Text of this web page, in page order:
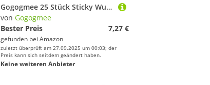
Gogogmee 25 Stück Sticky Wurfspiel Klettballspiel Bunte Haftbälle für Drinnen und Draußen Geschenk für Mädchen Jungen Familienspaß
von Gogogmee
Bester Preis
7,27 €
gefunden bei Amazon
zuletzt überprüft am 27.09.2025 um 00:03; der
Preis kann sich seitdem geändert haben.
Keine weiteren Anbieter